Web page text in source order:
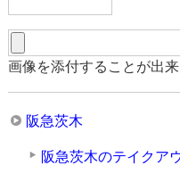
画像を添付することが出
阪急茨木
阪急茨木のテイクア